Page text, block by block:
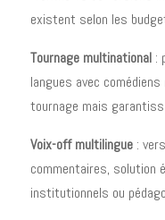
existent selon les
Tournage multinational:
langues avec
tournage mais
Voix-off multilingue:
commentaires, solution
institutionnels ou